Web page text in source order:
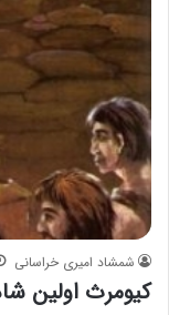
شمشاد امیری خراسانی
کیومرث اولین